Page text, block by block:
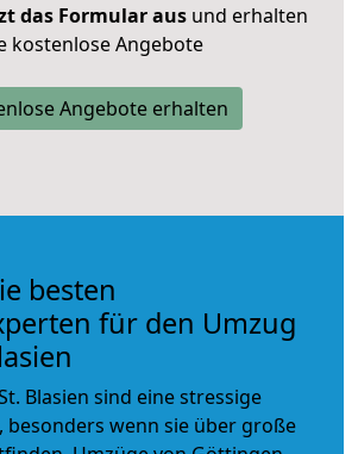
das Formular ausund erhalten
kostenlose Angebote
Angebote erhalten
besten
für den Umzug
Blasien sind eine stressige
besonders wenn sie über große